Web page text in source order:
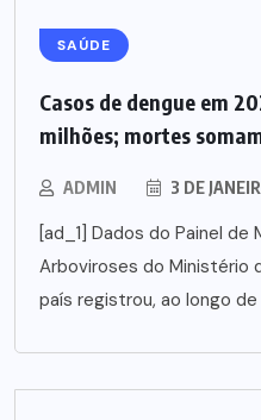
SAÚDE
Casos de dengue em
milhões; mortes
ADMIN 3 DE
[ad_1] Dados do Painel
Arboviroses do Ministério
país registrou, ao longo de